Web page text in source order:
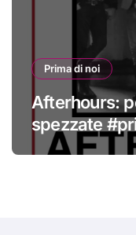
Prima di noi
Afterhours:
spezzate